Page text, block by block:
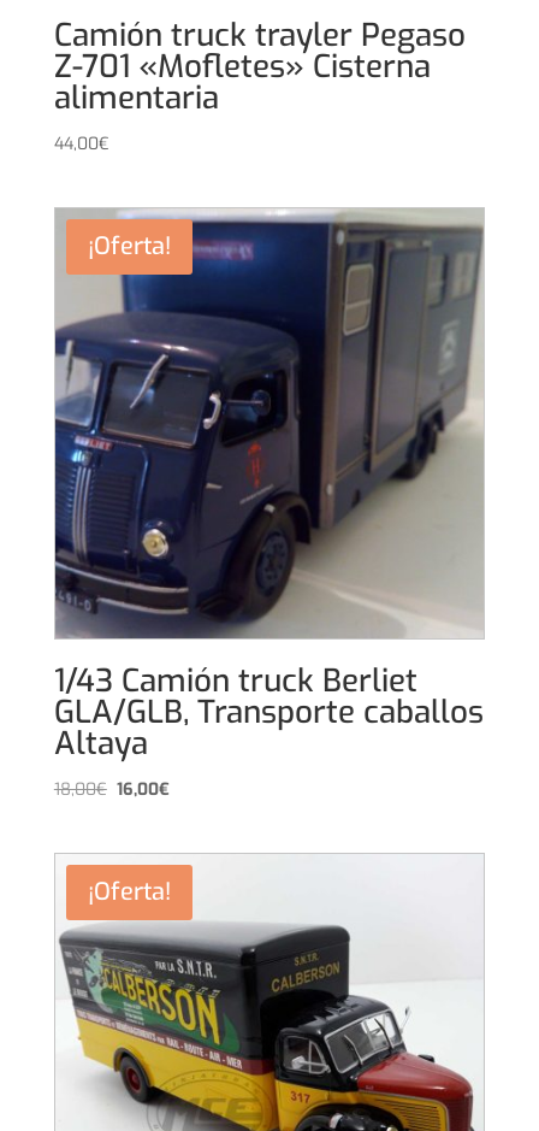
Camión truck trayler Pegaso
Z-701 «Mofletes» Cisterna
alimentaria
44,00€
¡Oferta!
1/43 Camión truck Berliet
GLA/GLB, Transporte caballos
Altaya
18,00€El
era:
18,00€.
16,00€El
es:
16,00€.
¡Oferta!